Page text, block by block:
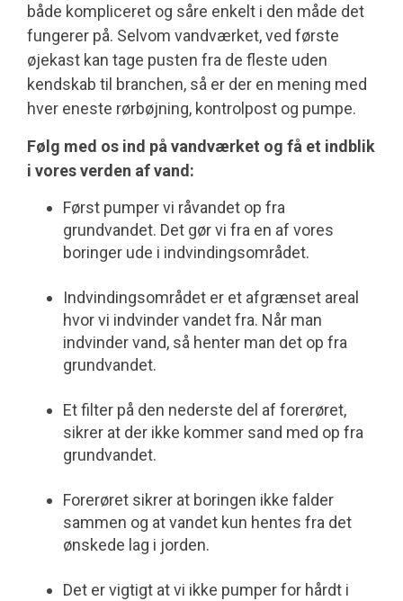
både kompliceret og såre enkelt i den måde det
fungerer på. Selvom vandværket, ved første
øjekast kan tage pusten fra de fleste uden
kendskab til branchen, så er der en mening med
hver eneste rørbøjning, kontrolpost og pumpe.
Følg med os ind på vandværket og få et indblik
i vores verden af vand:
Først pumper vi råvandet op fra
grundvandet. Det gør vi fra en af vores
boringer ude i indvindingsområdet.
Indvindingsområdet er et afgrænset areal
hvor vi indvinder vandet fra. Når man
indvinder vand, så henter man det op fra
grundvandet.
Et filter på den nederste del af forerøret,
sikrer at der ikke kommer sand med op fra
grundvandet.
Forerøret sikrer at boringen ikke falder
sammen og at vandet kun hentes fra det
ønskede lag i jorden.
Det er vigtigt at vi ikke pumper for hårdt i